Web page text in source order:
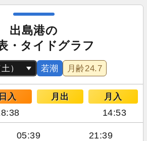
出島港の
・タイドグラフ
若潮 月齢24.7
日入 月出 月入
14:53
05:39 21:39